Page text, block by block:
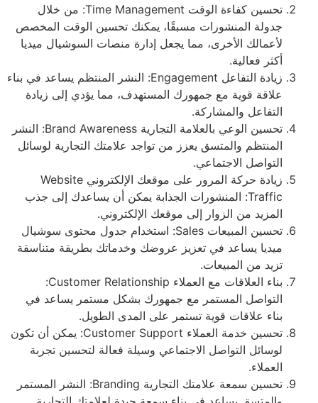
تحسين كفاءة الوقت Time Management: من خلال
جدولة المنشورات مسبقًا، يمكنك تحسين الوقت المخصص
لأعمالك الأخرى، مما يجعل إدارة منصات السوشيال ميديا
أكثر فعالية.
زيادة التفاعل Engagement: النشر المنتظم يساعد في بناء
علاقة قوية مع جمهورك المستهدف، مما يؤدي إلى زيادة
التفاعل والمشاركة.
تحسين الوعي بالعلامة التجارية Brand Awareness: النشر
المنتظم والمتسق يعزز من تواجد علامتك التجارية لوسائل
التواصل الاجتماعي.
زيادة حركة المرور على موقعك الإلكتروني Website
Traffic: المنشورات الجذابة يمكن أن يساعدك إلى جذب
المزيد من الزوار إلى موقعك الإلكتروني.
تحسين المبيعات Sales: استخدام جدول محتوى سوشيال
ميديا يساعد في تعزيز عروضك وخدماتك بطريقة متناسقة
تزيد من المبيعات.
بناء العلاقات مع العملاء Customer Relationship:
التواصل المستمر مع جمهورك بشكل مستمر يساعد في
بناء علاقات قوية تستمر على المدى الطويل.
تحسين خدمة العملاء Customer Support: يمكن أن تكون
لوسائل التواصل الاجتماعي وسيلة فعالة لتحسين تجربة
العملاء.
تحسين سمعة علامتك التجارية Branding: النشر المستمر